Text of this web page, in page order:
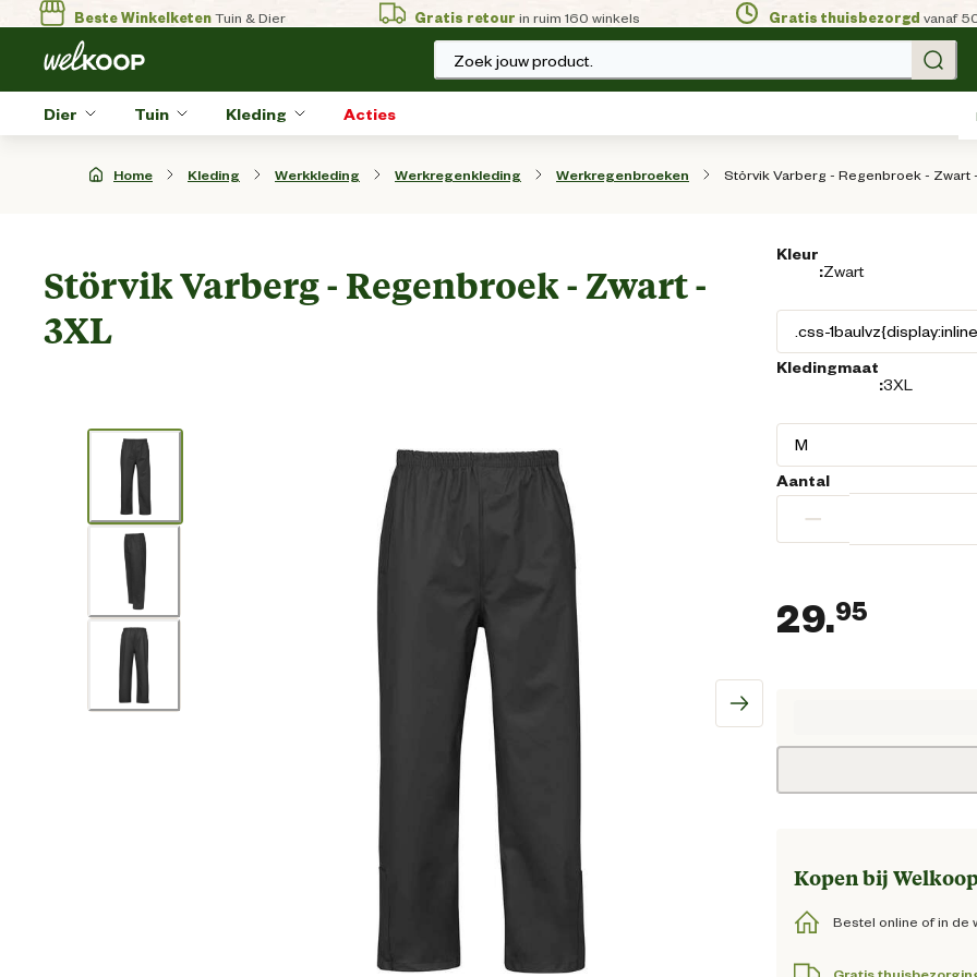
Beste WinkelketenTuin & Dier Gratis retour in ruim 160 winkels Gratis thuisbezorgd vanaf
Zoek jouw product.
Dier Tuin Kleding Acties
Home Kleding Werkkleding Werkregenkleding Werkregenbroeken Störvik Varberg - Regenbroek - Zwart -
Störvik Varberg - Regenbroek - Zwart -
3XL
Kleur
:Zwart
Kledingmaat
:3XL
Aantal
−
29.95
Kopen bij
Bestel online of in de